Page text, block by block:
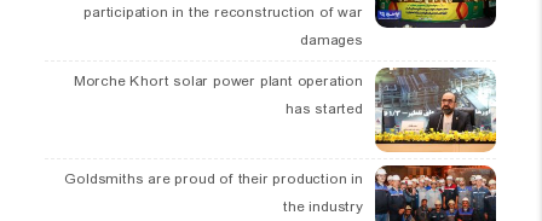
participation in the reconstruction of war
damages
Morche Khort solar power plant operation
has started
Goldsmiths are proud of their production in
the industry